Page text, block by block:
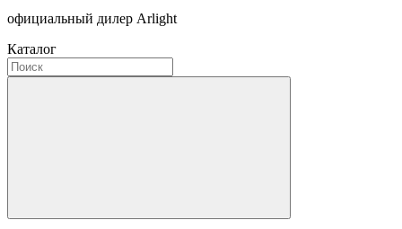
официальный дилер Arlight
Каталог